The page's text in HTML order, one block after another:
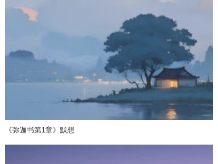
《弥迦书第1章》默想